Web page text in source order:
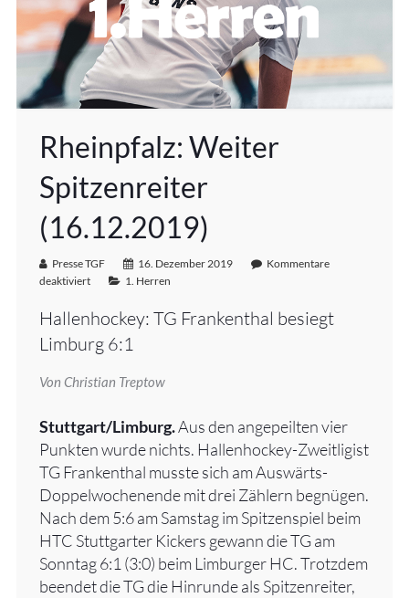
Rheinpfalz: Weiter
Spitzenreiter
(16.12.2019)
Presse TGF 16. Dezember 2019
Kommentare
deaktiviert
1. Herren
Hallenhockey: TG Frankenthal besiegt
Limburg 6:1
Von Christian Treptow
Stuttgart/Limburg.Aus den angepeilten vier
Punkten wurde nichts. Hallenhockey-Zweitligist
TG Frankenthal musste sich am Auswärts-
Doppelwochenende mit drei Zählern begnügen.
Nach dem 5:6 am Samstag im Spitzenspiel beim
HTC Stuttgarter Kickers gewann die TG am
Sonntag 6:1 (3:0) beim Limburger HC. Trotzdem
beendet die TG die Hinrunde als Spitzenreiter,